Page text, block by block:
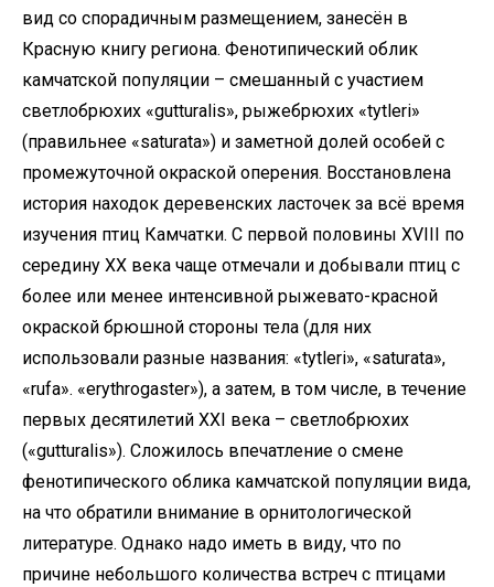
вид со спорадичным размещением, занесён в
Красную книгу региона. Фенотипический облик
камчатской популяции – смешанный c участием
светлобрюхих «gutturalis», рыжебрюхих «tytleri»
(правильнее «saturatа») и заметной долей особей с
промежуточной окраской оперения. Восстановлена
история находок деревенских ласточек за всё время
изучения птиц Камчатки. C первой половины XVIII по
середину XX века чаще отмечали и добывали птиц с
более или менее интенсивной рыжевато-красной
окраской брюшной стороны тела (для них
использовали разные названия: «tytleri», «saturata»,
«rufa». «erythrogaster»), a затем, в том числе, в течение
первых десятилетий XXI века – светлобрюхих
(«gutturalis»). Сложилось впечатление о смене
фенотипического облика камчатской популяции вида,
на что обратили внимание в орнитологической
литературе. Однако надо иметь в виду, что по
причине небольшого количества встреч с птицами